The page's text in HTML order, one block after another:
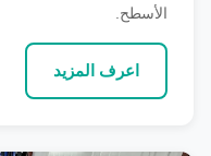
الأسطح.
اعرف المزيد